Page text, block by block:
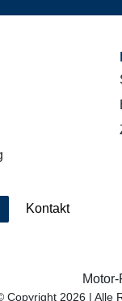
Kontakt
Motor-
Copyright 2026 | Alle